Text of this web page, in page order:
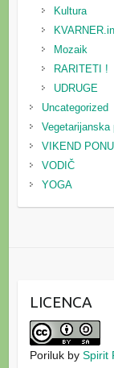
Kultura
Mozaik
RARITETI !
UDRUGE
Uncategorized
Vegetarijanska
VIKEND
VODIČ
YOGA
LICENCA
Porilukby Spirit